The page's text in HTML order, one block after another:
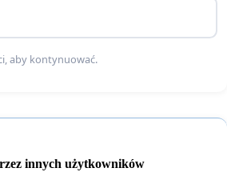
aby kontynuować.
innych użytkowników